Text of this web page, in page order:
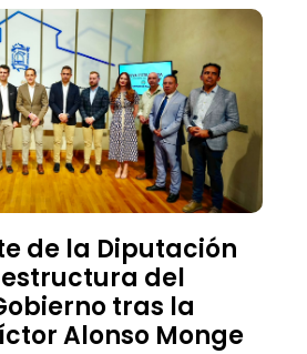
de la Diputación
del
tras la
Alonso Monge